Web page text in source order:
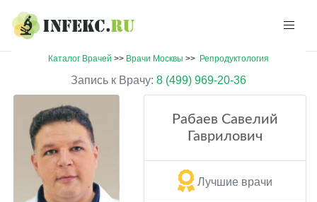
Каталог Врачей >> Врачи Москвы >> Репродуктология
Запись к Врачу: 8 (499) 969-20-36
Рабаев Савелий
Гаврилович
Лучшие врачи